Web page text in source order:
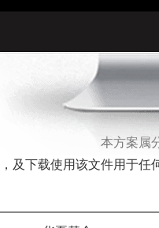
本方案属
及下载使用该文件用于任